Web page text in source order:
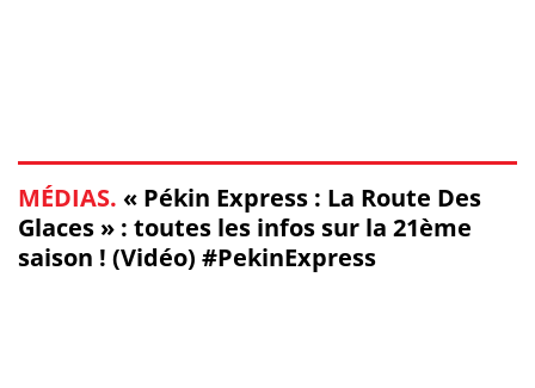
MÉDIAS. « Pékin Express : La Route Des
Glaces » : toutes les infos sur la 21ème
saison ! (Vidéo) #PekinExpress